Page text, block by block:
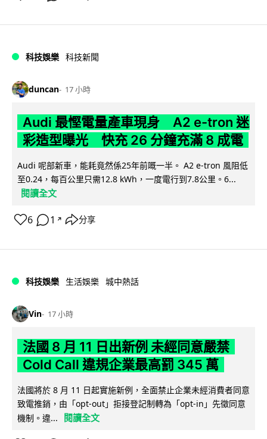
科技娛樂 科技新聞
duncan 17 小時
Audi 最慳電量產車現身 A2 e-tron 迷
彩造型曝光 快充 26 分鐘充滿 8 成電
Audi 呢部新車，能耗竟然係25年前嘅一半。 A2 e-tron 風阻低
至0.24，每百公里只需12.8 kWh，一度電行到7.8公里。6...
閱讀全文
6 1 ↗ 分享
科技娛樂 生活娛樂 城中熱話
Vin 17 小時
法國 8 月 11 日出新例 未經同意嚴禁
Cold Call 違規企業最高罰 345 萬
法國將於 8 月 11 日起實施新例，全面禁止企業未經消費者同意
致電推銷，由「opt-out」拒接登記制轉為「opt-in」先徵同意
機制。違...
閱讀全文